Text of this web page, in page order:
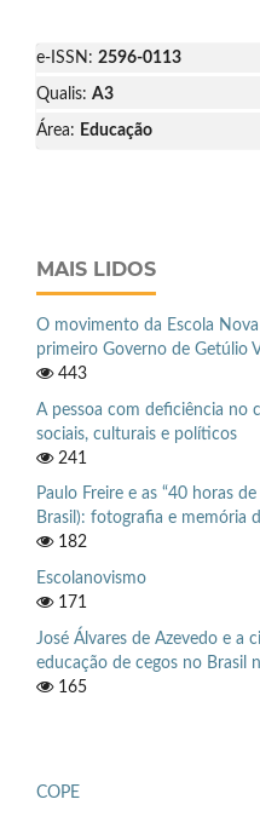
e-ISSN: 2596-0113
Qualis: A3
Área: Educação
MAIS LIDOS
O movimento da Escola
primeiro Governo de Getúlio
443
A pessoa com deficiência no
sociais, culturais e políticos
241
Paulo Freire e as “40 horas
Brasil): fotografia e memória
182
Escolanovismo
171
José Álvares de Azevedo e a
educação de cegos no Brasil
165
COPE